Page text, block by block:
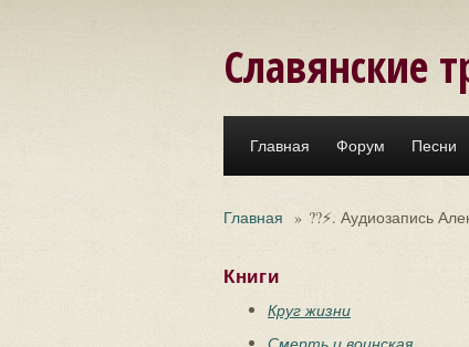
Славянские
Главная Форум Песни
Главная » ??⚡. Аудиозапись
Книги
Круг жизни